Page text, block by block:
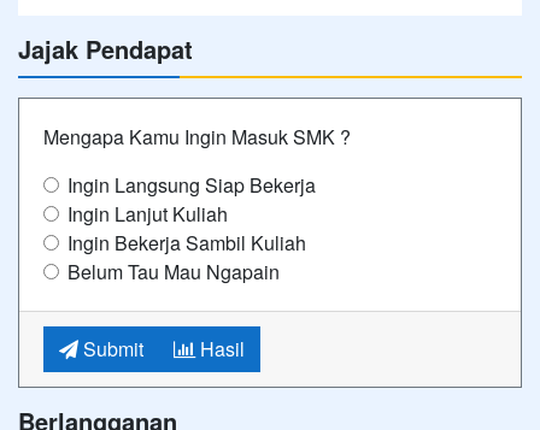
Jajak Pendapat
Mengapa Kamu Ingin Masuk SMK ?
Ingin Langsung Siap Bekerja
Ingin Lanjut Kuliah
Ingin Bekerja Sambil Kuliah
Belum Tau Mau Ngapain
Submit Hasil
Berlangganan